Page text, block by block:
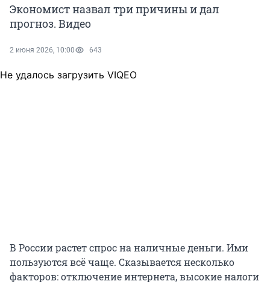
Экономист назвал три причины и дал
прогноз. Видео
2 июня 2026, 10:00 643
Не удалось загрузить VIQEO
В России растет спрос на наличные деньги. Ими
пользуются всё чаще. Сказывается несколько
факторов: отключение интернета, высокие налоги